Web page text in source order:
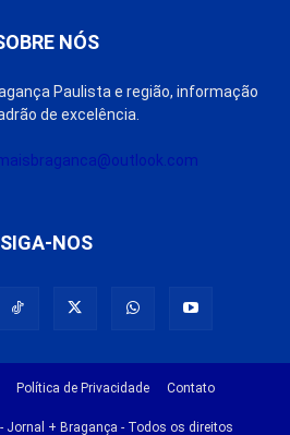
NÓS
Paulista e região, informação
de excelência.
SIGA-NOS
Política de Privacidade Contato
Jornal + Bragança - Todos os direitos